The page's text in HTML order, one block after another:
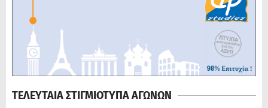
ΤΕΛΕΥΤΑΙΑ ΣΤΙΓΜΙΟΤΥΠΑ ΑΓΩΝΩΝ